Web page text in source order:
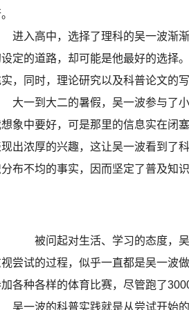
入高中，选择了理科的吴一波渐渐
定的道路，却可能是他最好的选择
实，同时，理论研究以及科普论文的
一到大二的暑假，吴一波参与了小
象中要好，可是那里的信息实在闭
出浓厚的兴趣，这让吴一波看到了
布不均的事实，因而坚定了普及知
被问起对生活、学习的态度，吴
视尝试的过程，似乎一直都是吴一波
各种各样的体育比赛，尽管跑了
一波的科普实践就是从尝试开始的